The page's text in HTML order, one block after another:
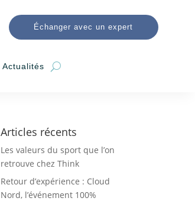
Échanger avec un expert
Actualités
Articles récents
Les valeurs du sport que l’on
retrouve chez Think
Retour d’expérience : Cloud
Nord, l’événement 100%